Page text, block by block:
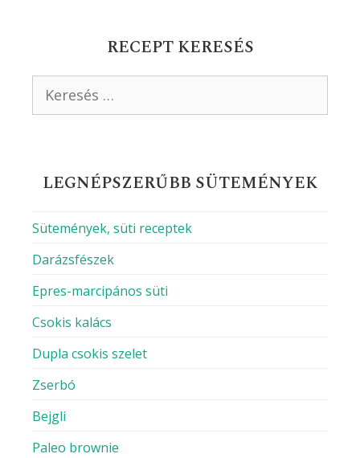
RECEPT KERESÉS
LEGNÉPSZERŰBB SÜTEMÉNYEK
Sütemények, süti receptek
Darázsfészek
Epres-marcipános süti
Csokis kalács
Dupla csokis szelet
Zserbó
Bejgli
Paleo brownie